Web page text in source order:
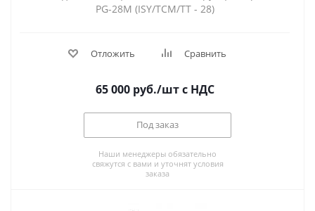
PG-28M (ISY/TCM/TT - 28)
Отложить Сравнить
65 000 руб./штс НДС
Под заказ
Наши менеджеры обязательно
свяжутся с вами и уточнят условия
заказа